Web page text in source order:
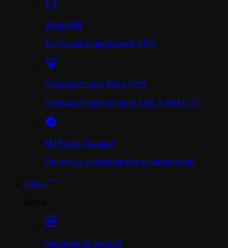
WingVPN
Быстрый и надежный VPN
Резидентский Wing VPN
Резидентские IP на VLESS + REALITY
MTProto Прокси
Доступ в телеграм без ограничений
Цены
Датацентр прокси